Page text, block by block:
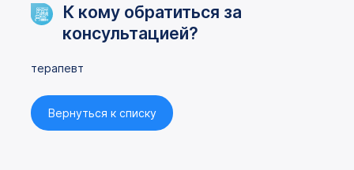
К кому обратиться за
консультацией?
терапевт
Вернуться к списку